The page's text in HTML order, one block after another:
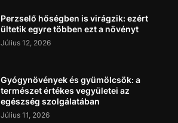
Perzselő hőségben is virágzik: ezért
ültetik egyre többen ezt a növényt
Július 12, 2026
Gyógynövények és gyümölcsök: a
természet értékes vegyületei az
egészség szolgálatában
Július 11, 2026